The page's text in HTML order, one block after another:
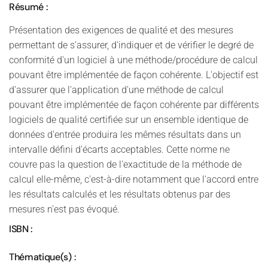
Résumé :
Présentation des exigences de qualité et des mesures
permettant de s'assurer, d'indiquer et de vérifier le degré de
conformité d'un logiciel à une méthode/procédure de calcul
pouvant être implémentée de façon cohérente. L'objectif est
d'assurer que l'application d'une méthode de calcul
pouvant être implémentée de façon cohérente par différents
logiciels de qualité certifiée sur un ensemble identique de
données d'entrée produira les mêmes résultats dans un
intervalle défini d'écarts acceptables. Cette norme ne
couvre pas la question de l'exactitude de la méthode de
calcul elle-même, c'est-à-dire notamment que l'accord entre
les résultats calculés et les résultats obtenus par des
mesures n'est pas évoqué.
ISBN :
Thématique(s) :